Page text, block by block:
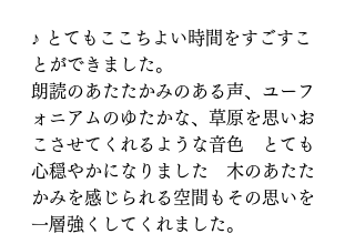
♪ とてもここちよい時間をすごすこ
とができました。
朗読のあたたかみのある声、ユーフ
ォニアムのゆたかな、草原を思いお
こさせてくれるような音色　とても
心穏やかになりました　木のあたた
かみを感じられる空間もその思いを
一層強くしてくれました。